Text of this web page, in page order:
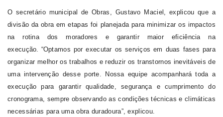
O secretário municipal de Obras, Gustavo Maciel, explicou que a
divisão da obra em etapas foi planejada para minimizar os impactos
na rotina dos moradores e garantir maior eficiência na
execução. “Optamos por executar os serviços em duas fases para
organizar melhor os trabalhos e reduzir os transtornos inevitáveis de
uma intervenção desse porte. Nossa equipe acompanhará toda a
execução para garantir qualidade, segurança e cumprimento do
cronograma, sempre observando as condições técnicas e climáticas
necessárias para uma obra duradoura”, explicou.